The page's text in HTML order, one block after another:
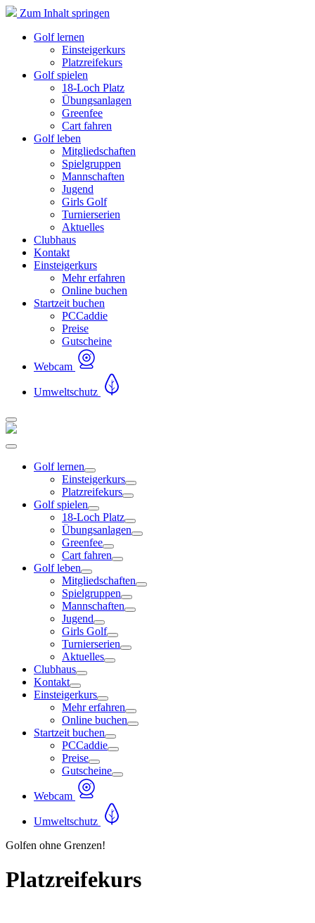
Zum Inhalt springen
Golf lernen
Einsteigerkurs
Platzreifekurs
Golf spielen
18-Loch Platz
Übungsanlagen
Greenfee
Cart fahren
Golf leben
Mitgliedschaften
Spielgruppen
Mannschaften
Jugend
Girls Golf
Turnierserien
Aktuelles
Clubhaus
Kontakt
Einsteigerkurs
Mehr erfahren
Online buchen
Startzeit buchen
PCCaddie
Preise
Gutscheine
Webcam
Umweltschutz
Golf lernen
Einsteigerkurs
Platzreifekurs
Golf spielen
18-Loch Platz
Übungsanlagen
Greenfee
Cart fahren
Golf leben
Mitgliedschaften
Spielgruppen
Mannschaften
Jugend
Girls Golf
Turnierserien
Aktuelles
Clubhaus
Kontakt
Einsteigerkurs
Mehr erfahren
Online buchen
Startzeit buchen
PCCaddie
Preise
Gutscheine
Webcam
Umweltschutz
Golfen ohne Grenzen!
Platzreifekurs